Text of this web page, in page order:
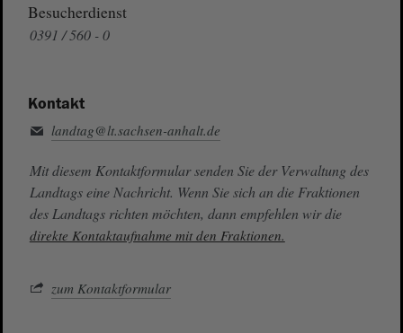
Besucherdienst
0391 / 560 - 0
Kontakt
landtag@lt.sachsen-anhalt.de
Mit diesem Kontaktformular senden Sie der Verwaltung des
Landtags eine Nachricht. Wenn Sie sich an die Fraktionen
des Landtags richten möchten, dann empfehlen wir die
direkte Kontaktaufnahme mit den Fraktionen.
zum Kontaktformular